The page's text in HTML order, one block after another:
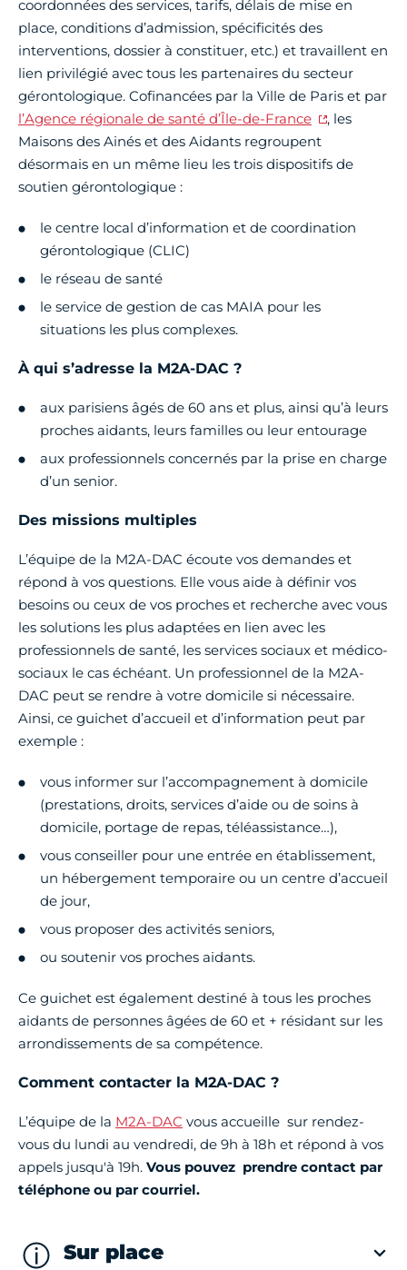
coordonnées des services, tarifs, délais de mise en
place, conditions d’admission, spécificités des
interventions, dossier à constituer, etc.) et travaillent en
lien privilégié avec tous les partenaires du secteur
gérontologique. Cofinancées par la Ville de Paris et par
l’Agence régionale de santé d’Île-de-France
, les
Maisons des Ainés et des Aidants regroupent
désormais en un même lieu les trois dispositifs de
soutien gérontologique :
le centre local d’information et de coordination
gérontologique (CLIC)
le réseau de santé
le service de gestion de cas MAIA pour les
situations les plus complexes.
À qui s’adresse la M2A-DAC ?
aux parisiens âgés de 60 ans et plus, ainsi qu’à leurs
proches aidants, leurs familles ou leur entourage
aux professionnels concernés par la prise en charge
d’un senior.
Des missions multiples
L’équipe de la M2A-DAC écoute vos demandes et
répond à vos questions. Elle vous aide à définir vos
besoins ou ceux de vos proches et recherche avec vous
les solutions les plus adaptées en lien avec les
professionnels de santé, les services sociaux et médico-
sociaux le cas échéant. Un professionnel de la M2A-
DAC peut se rendre à votre domicile si nécessaire.
Ainsi, ce guichet d’accueil et d’information peut par
exemple :
vous informer sur l’accompagnement à domicile
(prestations, droits, services d’aide ou de soins à
domicile, portage de repas, téléassistance…),
vous conseiller pour une entrée en établissement,
un hébergement temporaire ou un centre d’accueil
de jour,
vous proposer des activités seniors,
ou soutenir vos proches aidants.
Ce guichet est également destiné à tous les proches
aidants de personnes âgées de 60 et + résidant sur les
arrondissements de sa compétence.
Comment contacter la M2A-DAC ?
L’équipe de la M2A-DAC vous accueille sur rendez-
vous du lundi au vendredi, de 9h à 18h et répond à vos
appels jusqu'à 19h. Vous pouvez prendre contact par
téléphone ou par courriel.
Sur place